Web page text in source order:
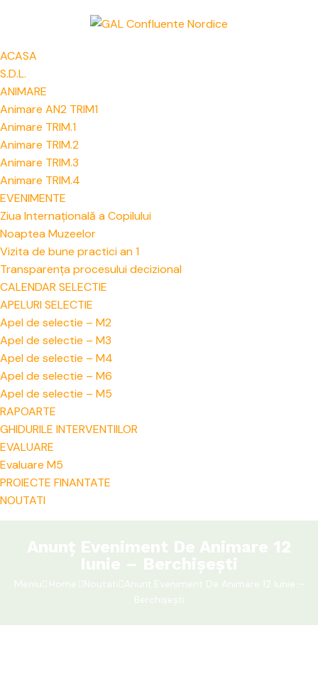
ACASA
S.D.L.
ANIMARE
Animare AN2 TRIM1
Animare TRIM.1
Animare TRIM.2
Animare TRIM.3
Animare TRIM.4
EVENIMENTE
Ziua Internațională a Copilului
Noaptea Muzeelor
Vizita de bune practici an 1
Transparența procesului decizional
CALENDAR SELECTIE
APELURI SELECTIE
Apel de selectie – M2
Apel de selectie – M3
Apel de selectie – M4
Apel de selectie – M6
Apel de selectie – M5
RAPOARTE
GHIDURILE INTERVENTIILOR
EVALUARE
Evaluare M5
PROIECTE FINANTATE
NOUTATI
Anunț Eveniment De Animare 12
Iunie – Berchișești
Meniu Home Noutati Anunț Eveniment De Animare 12 Iunie –
Berchișești